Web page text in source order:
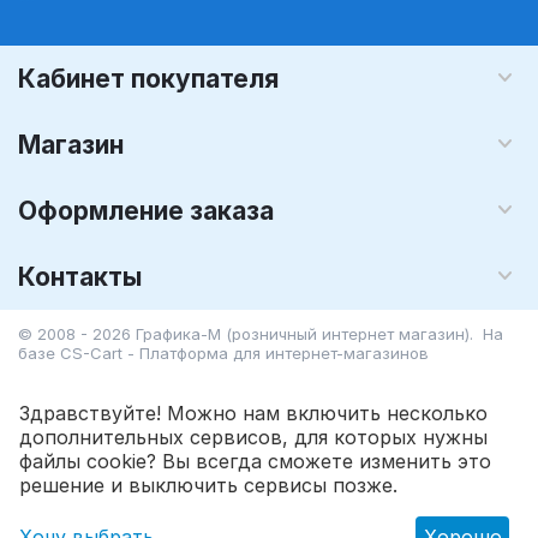
398.00 Р В корзину
Кабинет покупателя
Магазин
Оформление заказа
Контакты
© 2008 - 2026 Графика-М (розничный интернет магазин). На
базе CS-Cart - Платформа для интернет-магазинов
Здравствуйте! Можно нам включить несколько
дополнительных сервисов, для которых нужны
файлы cookie? Вы всегда сможете изменить это
решение и выключить сервисы позже.